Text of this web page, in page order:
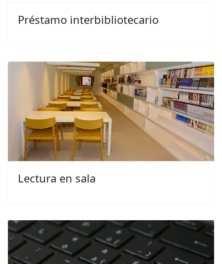
Préstamo interbibliotecario
Lectura en sala